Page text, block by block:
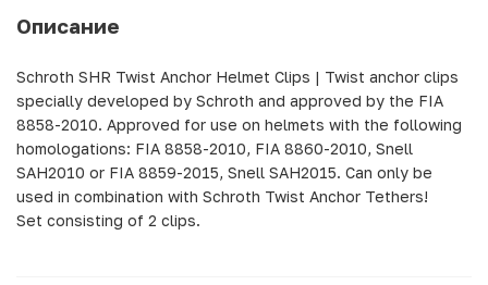
Описание
Schroth SHR Twist Anchor Helmet Clips | Twist anchor clips
specially developed by Schroth and approved by the FIA
8858-2010. Approved for use on helmets with the following
homologations: FIA 8858-2010, FIA 8860-2010, Snell
SAH2010 or FIA 8859-2015, Snell SAH2015. Can only be
used in combination with Schroth Twist Anchor Tethers!
Set consisting of 2 clips.